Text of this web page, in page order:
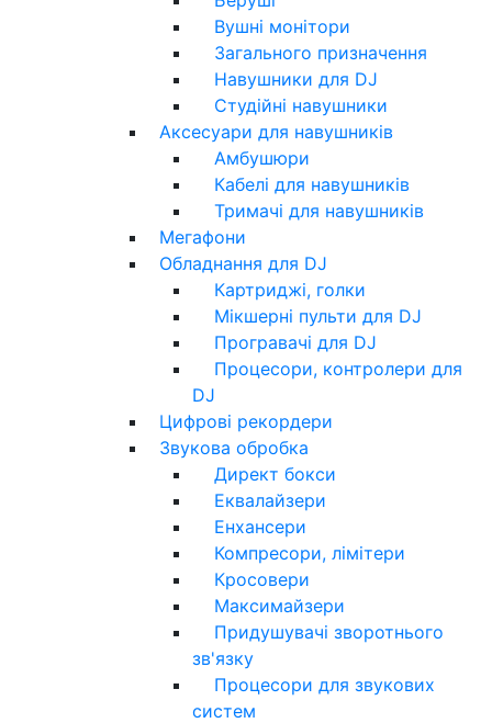
Вушні монітори
Загального призначення
Навушники для DJ
Студійні навушники
Аксесуари для навушників
Амбушюри
Кабелі для навушників
Тримачі для навушників
Мегафони
Обладнання для DJ
Картриджі, голки
Мікшерні пульти для DJ
Програвачі для DJ
Процесори, контролери для
DJ
Цифрові рекордери
Звукова обробка
Директ бокси
Еквалайзери
Енхансери
Компресори, лімітери
Кросовери
Максимайзери
Придушувачі зворотнього
зв'язку
Процесори для звукових
систем